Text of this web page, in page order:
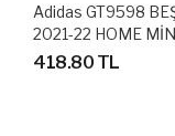
Adidas GT9598
2021-22 HOME
BEBEK FUTBOL
418.80 TL